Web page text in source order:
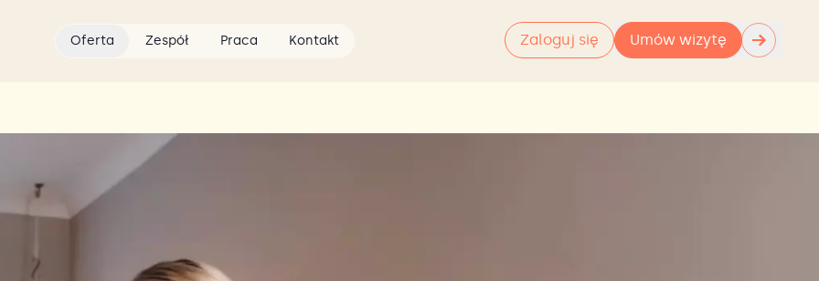
Oferta Zespół Praca Kontakt Zaloguj się Umów wizytę →